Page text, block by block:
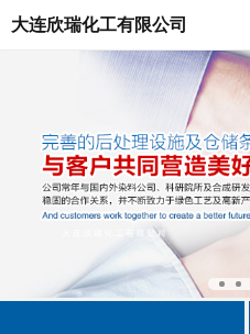
大连欣瑞化工有限公司